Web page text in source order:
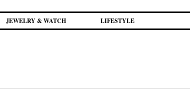
JEWELRY & WATCH LIFESTYLE